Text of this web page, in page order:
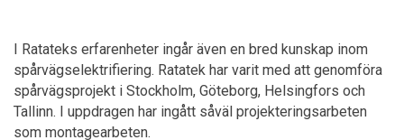
I Ratateks erfarenheter ingår även en bred kunskap inom
spårvägselektrifiering. Ratatek har varit med att genomföra
spårvägsprojekt i Stockholm, Göteborg, Helsingfors och
Tallinn. I uppdragen har ingått såväl projekteringsarbeten
som montagearbeten.